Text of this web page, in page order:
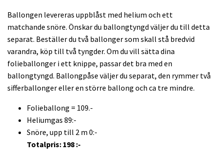
Ballongen levereras uppblåst med helium och ett
matchande snöre. Önskar du ballongtyngd väljer du till detta
separat. Beställer du två ballonger som skall stå bredvid
varandra, köp till två tyngder. Om du vill sätta dina
folieballonger i ett knippe, passar det bra med en
ballongtyngd. Ballongpåse väljer du separat, den rymmer två
sifferballonger eller en större ballong och ca tre mindre.
Folieballong = 109.-
Heliumgas 89:-
Snöre, upp till 2 m 0:-
Totalpris: 198 :-